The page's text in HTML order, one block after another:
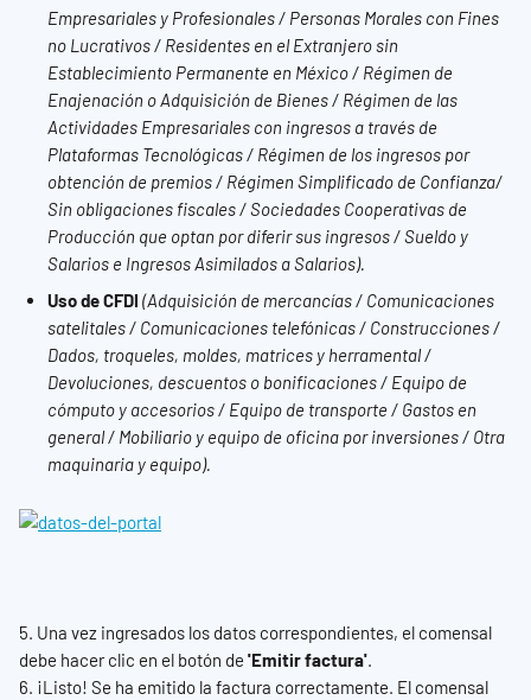
Empresariales y Profesionales / Personas Morales con Fines
no Lucrativos / Residentes en el Extranjero sin
Establecimiento Permanente en México / Régimen de
Enajenación o Adquisición de Bienes / Régimen de las
Actividades Empresariales con ingresos a través de
Plataformas Tecnológicas / Régimen de los ingresos por
obtención de premios / Régimen Simplificado de Confianza/
Sin obligaciones fiscales / Sociedades Cooperativas de
Producción que optan por diferir sus ingresos / Sueldo y
Salarios e Ingresos Asimilados a Salarios).
Uso de CFDI (Adquisición de mercancías / Comunicaciones
satelitales / Comunicaciones telefónicas / Construcciones /
Dados, troqueles, moldes, matrices y herramental /
Devoluciones, descuentos o bonificaciones / Equipo de
cómputo y accesorios / Equipo de transporte / Gastos en
general / Mobiliario y equipo de oficina por inversiones / Otra
maquinaria y equipo).
5. Una vez ingresados los datos correspondientes, el comensal
debe hacer clic en el botón de 'Emitir factura'.
6. ¡Listo! Se ha emitido la factura correctamente. El comensal